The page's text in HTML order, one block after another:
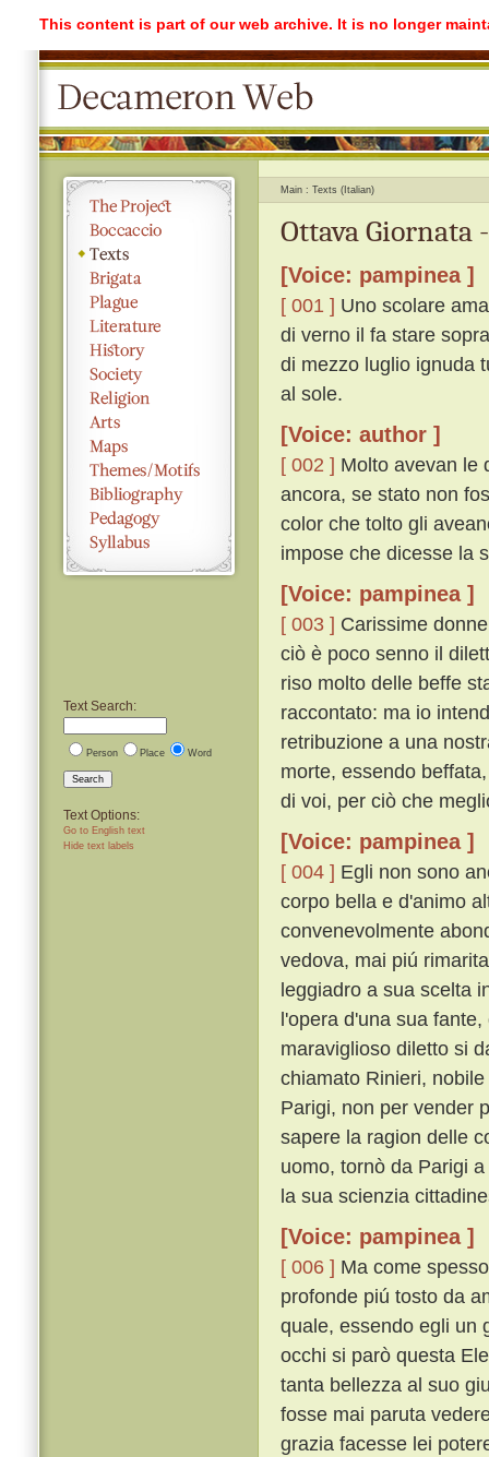
This content is part of our web archive. It is no longer
Text Search:
Person Place Word
Search
Text Options:
Go to English text
Hide text labels
Main Texts (Italian)
Ottava Giornata
[Voice: pampinea ]
[ 001 ] Uno scolare
di verno il fa stare
di mezzo luglio ignuda
al sole.
[Voice: author ]
[ 002 ] Molto avevan le
ancora, se stato non
color che tolto gli
impose che dicesse la
[Voice: pampinea ]
[ 003 ] Carissime
ciò è poco senno il
riso molto delle beffe
raccontato: ma io
retribuzione a una
morte, essendo
di voi, per ciò che
[Voice: pampinea ]
[ 004 ] Egli non sono
corpo bella e d'animo
convenevolmente
vedova, mai piú
leggiadro a sua scelta
l'opera d'una sua
maraviglioso diletto si
chiamato Rinieri,
Parigi, non per vender
sapere la ragion delle
uomo, tornò da Parigi
la sua scienzia
[Voice: pampinea ]
[ 006 ] Ma come
profonde piú tosto da
quale, essendo egli un
occhi si parò questa
tanta bellezza al suo
fosse mai paruta
grazia facesse lei